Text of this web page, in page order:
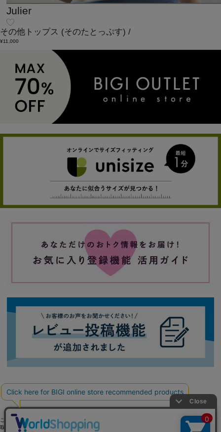
Julier
その他トップス (そのたとっぷす) /
¥11,000
ご利用ガイド よくある質問 お問い合わせ 個人情報保護方針
特定商
取引法に基づく表記